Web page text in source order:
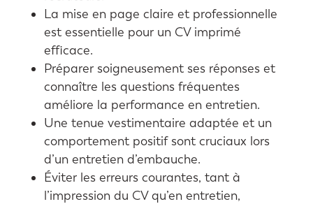
La mise en page claire et professionnelle
est essentielle pour un CV imprimé
efficace.
Préparer soigneusement ses réponses et
connaître les questions fréquentes
améliore la performance en entretien.
Une tenue vestimentaire adaptée et un
comportement positif sont cruciaux lors
d’un entretien d’embauche.
Éviter les erreurs courantes, tant à
l’impression du CV qu’en entretien,